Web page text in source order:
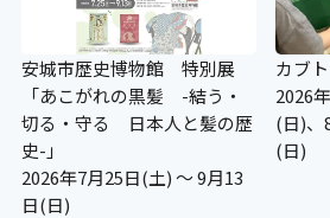
安城市歴史博物館 特別展
「あこがれの黒髪 -結う・
切る・守る 日本人と髪の歴
史-」
2026年7月25日(土) ～ 9月13
日(日)
カブ
2026
(日)、
(日)